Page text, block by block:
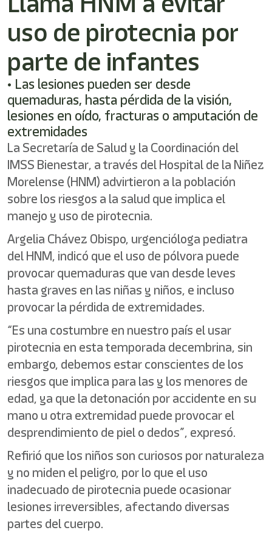
uso de pirotecnia por
parte de infantes
• Las lesiones pueden ser desde
quemaduras, hasta pérdida de la visión,
lesiones en oído, fracturas o amputación de
extremidades
La Secretaría de Salud y la Coordinación del
IMSS Bienestar, a través del Hospital de la Niñez
Morelense (HNM) advirtieron a la población
sobre los riesgos a la salud que implica el
manejo y uso de pirotecnia.
Argelia Chávez Obispo, urgencióloga pediatra
del HNM, indicó que el uso de pólvora puede
provocar quemaduras que van desde leves
hasta graves en las niñas y niños, e incluso
provocar la pérdida de extremidades.
“Es una costumbre en nuestro país el usar
pirotecnia en esta temporada decembrina, sin
embargo, debemos estar conscientes de los
riesgos que implica para las y los menores de
edad, ya que la detonación por accidente en su
mano u otra extremidad puede provocar el
desprendimiento de piel o dedos”, expresó.
Refirió que los niños son curiosos por naturaleza
y no miden el peligro, por lo que el uso
inadecuado de pirotecnia puede ocasionar
lesiones irreversibles, afectando diversas
partes del cuerpo.